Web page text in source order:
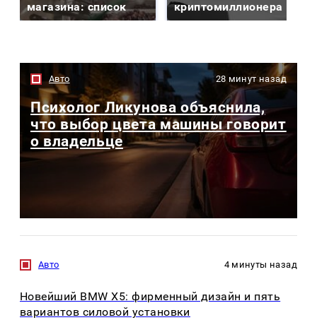
магазина: список
криптомиллионера
Авто 28 минут назад
Психолог Ликунова объяснила,
что выбор цвета машины говорит
о владельце
Авто 4 минуты назад
Новейший BMW X5: фирменный дизайн и пять
вариантов силовой установки